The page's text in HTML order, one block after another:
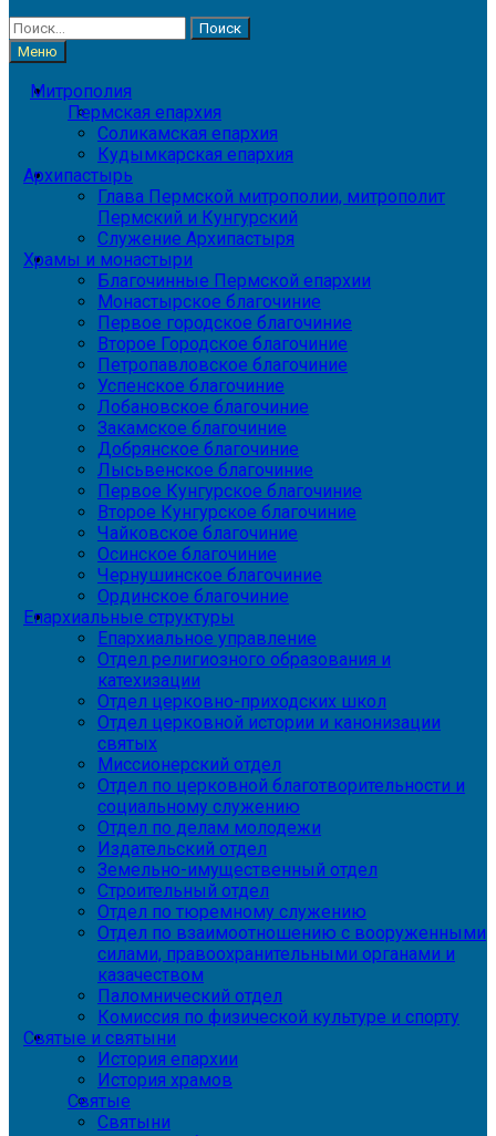
Найти:
Меню
Митрополия
Пермская епархия
Соликамская епархия
Кудымкарская епархия
Архипастырь
Глава Пермской митрополии, митрополит
Пермский и Кунгурский
Служение Архипастыря
Храмы и монастыри
Благочинные Пермской епархии
Монастырское благочиние
Первое городское благочиние
Второе Городское благочиние
Петропавловское благочиние
Успенское благочиние
Лобановское благочиние
Закамское благочиние
Добрянское благочиние
Лысьвенское благочиние
Первое Кунгурское благочиние
Второе Кунгурское благочиние
Чайковское благочиние
Осинское благочиние
Чернушинское благочиние
Ординское благочиние
Епархиальные структуры
Епархиальное управление
Отдел религиозного образования и
катехизации
Отдел церковно-приходских школ
Отдел церковной истории и канонизации
святых
Миссионерский отдел
Отдел по церковной благотворительности и
социальному служению
Отдел по делам молодежи
Издательский отдел
Земельно-имущественный отдел
Строительный отдел
Отдел по тюремному служению
Отдел по взаимоотношению с вооруженными
силами, правоохранительными органами и
казачеством
Паломнический отдел
Комиссия по физической культуре и спорту
Святые и святыни
История епархии
История храмов
Святые
Святыни